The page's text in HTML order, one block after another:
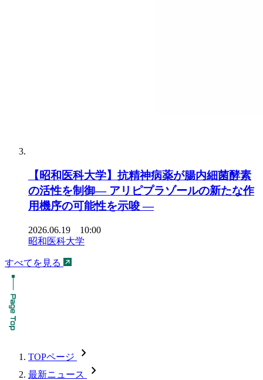
【昭和医科大学】抗精神病薬が腸内細菌酵素
の活性を制御― アリピプラゾールの新たな作
用機序の可能性を示唆 ―
2026.06.19 10:00
昭和医科大学
すべてを見る
TOPページ chevron_forward
最新ニュース chevron_forward